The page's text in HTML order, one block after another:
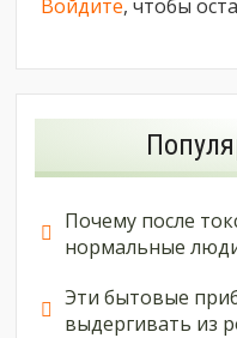
Войдите, чтобы
Почему после
нормальные люди
Эти бытовые
выдергивать из